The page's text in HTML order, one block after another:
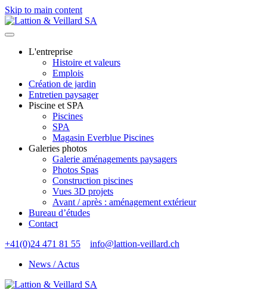
Skip to main content
L'entreprise
Histoire et valeurs
Emplois
Création de jardin
Entretien paysager
Piscine et SPA
Piscines
SPA
Magasin Everblue Piscines
Galeries photos
Galerie aménagements paysagers
Photos Spas
Construction piscines
Vues 3D projets
Avant / après : aménagement extérieur
Bureau d’études
Contact
+41(0)24 471 81 55
info@lattion-veillard.ch
News / Actus